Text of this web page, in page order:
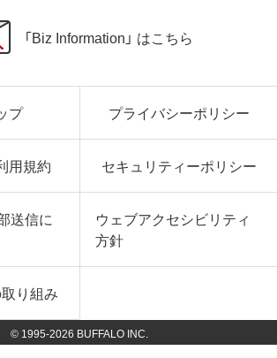
「Biz Information」 はこちら
プ プライバシーポリシー
用規約 セキュリティーポリシー
送信に
ウェブアクセシビリティ
方針
り組み
© 1995-2026 BUFFALO INC.